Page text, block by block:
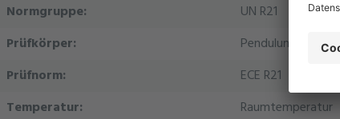
Normgruppe:
UN R21
Prüfkörper:
Pendulum
Prüfnorm:
ECE R21
Temperatur:
Raumtemperatur